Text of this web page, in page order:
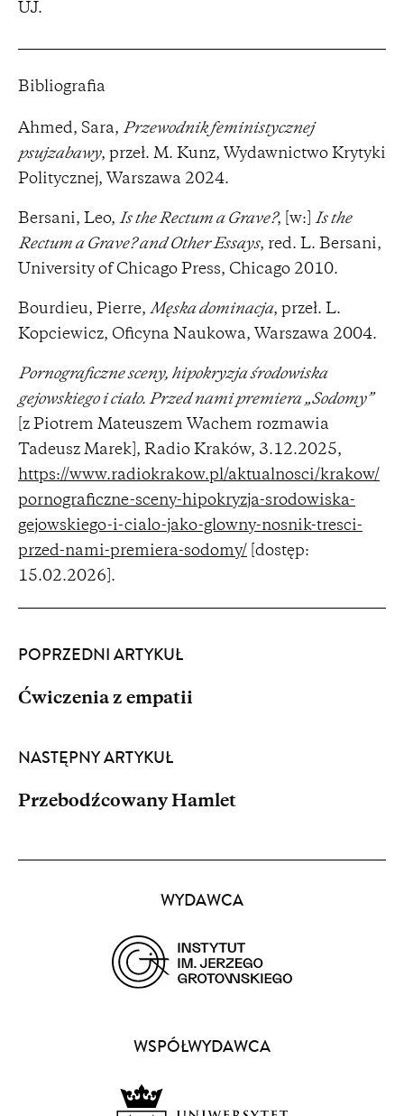
UJ.
Bibliografia
Ahmed, Sara, Przewodnik feministycznej
psujzabawy, przeł. M. Kunz, Wydawnictwo Krytyki
Politycznej, Warszawa 2024.
Bersani, Leo, Is the Rectum a Grave?, [w:] Is the
Rectum a Grave? and Other Essays, red. L. Bersani,
University of Chicago Press, Chicago 2010.
Bourdieu, Pierre, Męska dominacja, przeł. L.
Kopciewicz, Oficyna Naukowa, Warszawa 2004.
Pornograficzne sceny, hipokryzja środowiska
gejowskiego i ciało. Przed nami premiera „Sodomy”
[z Piotrem Mateuszem Wachem rozmawia
Tadeusz Marek], Radio Kraków, 3.12.2025,
https://www.radiokrakow.pl/aktualnosci/krakow/
pornograficzne-sceny-hipokryzja-srodowiska-
gejowskiego-i-cialo-jako-glowny-nosnik-tresci-
przed-nami-premiera-sodomy/ [dostęp:
15.02.2026].
POPRZEDNI ARTYKUŁ
Ćwiczenia z empatii
NASTĘPNY ARTYKUŁ
Przebodźcowany Hamlet
WYDAWCA
WSPÓŁWYDAWCA